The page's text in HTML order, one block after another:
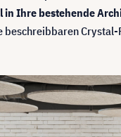
in Ihre bestehende